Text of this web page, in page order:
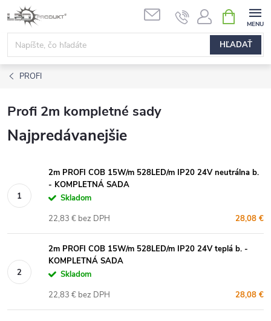
Prejsť
na
obsah
HĽADAŤ
KOŠÍK
PROFI
Profi 2m kompletné sady
Najpredávanejšie
2m PROFI COB 15W/m 528LED/m IP20 24V neutrálna b.
- KOMPLETNÁ SADA
Skladom
28,08 €
22,83 € bez DPH
2m PROFI COB 15W/m 528LED/m IP20 24V teplá b. -
KOMPLETNÁ SADA
Skladom
28,08 €
22,83 € bez DPH